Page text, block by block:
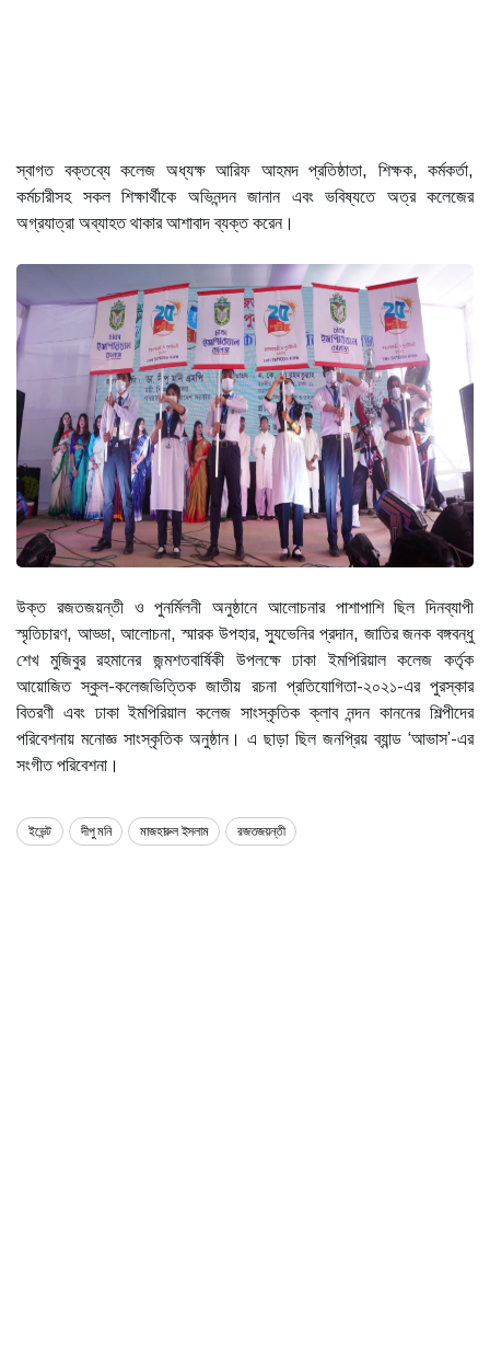
স্বাগত বক্তব্যে কলেজ অধ্যক্ষ আরিফ আহমদ প্রতিষ্ঠাতা, শিক্ষক, কর্মকর্তা,
কর্মচারীসহ সকল শিক্ষার্থীকে অভিনন্দন জানান এবং ভবিষ্যতে অত্র কলেজের
অগ্রযাত্রা অব্যাহত থাকার আশাবাদ ব্যক্ত করেন।
উক্ত রজতজয়ন্তী ও পুনর্মিলনী অনুষ্ঠানে আলোচনার পাশাপাশি ছিল দিনব্যাপী
স্মৃতিচারণ, আড্ডা, আলোচনা, স্মারক উপহার, স্যুভেনির প্রদান, জাতির জনক বঙ্গবন্ধু
শেখ মুজিবুর রহমানের জন্মশতবার্ষিকী উপলক্ষে ঢাকা ইমপিরিয়াল কলেজ কর্তৃক
আয়োজিত স্কুল-কলেজভিত্তিক জাতীয় রচনা প্রতিযোগিতা-২০২১-এর পুরস্কার
বিতরণী এবং ঢাকা ইমপিরিয়াল কলেজ সাংস্কৃতিক ক্লাব নন্দন কাননের শিল্পীদের
পরিবেশনায় মনোজ্ঞ সাংস্কৃতিক অনুষ্ঠান। এ ছাড়া ছিল জনপ্রিয় ব্যান্ড ‘আভাস’-এর
সংগীত পরিবেশনা।
ইভেন্ট দীপু মনি মাজহারুল ইসলাম রজতজয়ন্তী